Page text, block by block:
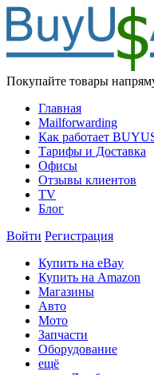
Покупайте товары
Главная
Mailforwarding
Как работает
Тарифы и Доставка
Офисы
Отзывы клиентов
TV
Блог
Войти Регистрация
Купить на eBay
Купить на Amazon
Магазины
Авто
Мото
Запчасти
Оборудование
ещё